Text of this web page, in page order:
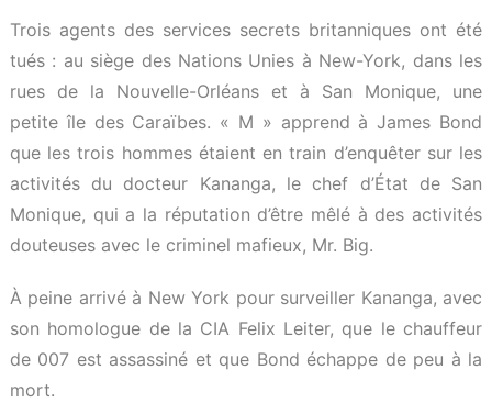
Trois agents des services secrets britanniques ont été
tués : au siège des Nations Unies à New-York, dans les
rues de la Nouvelle-Orléans et à San Monique, une
petite île des Caraïbes. « M » apprend à James Bond
que les trois hommes étaient en train d’enquêter sur les
activités du docteur Kananga, le chef d’État de San
Monique, qui a la réputation d’être mêlé à des activités
douteuses avec le criminel mafieux, Mr. Big.
À peine arrivé à New York pour surveiller Kananga, avec
son homologue de la CIA Felix Leiter, que le chauffeur
de 007 est assassiné et que Bond échappe de peu à la
mort.